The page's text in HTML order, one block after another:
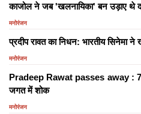
काजोल ने जब 'खलनायिका' बन उड़ाए थे
मनोरंजन
प्रदीप रावत का निधन: भारतीय सिनेमा
मनोरंजन
Pradeep Rawat passes away :
जगत में शोक
मनोरंजन